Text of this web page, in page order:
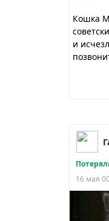
Кошка
и
16 мая